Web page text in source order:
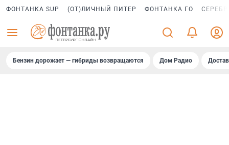
ФОНТАНКА SUP (ОТ)ЛИЧНЫЙ ПИТЕР ФОНТАНКА ГО
Бензин дорожает — гибриды возвращаются Дом Радио